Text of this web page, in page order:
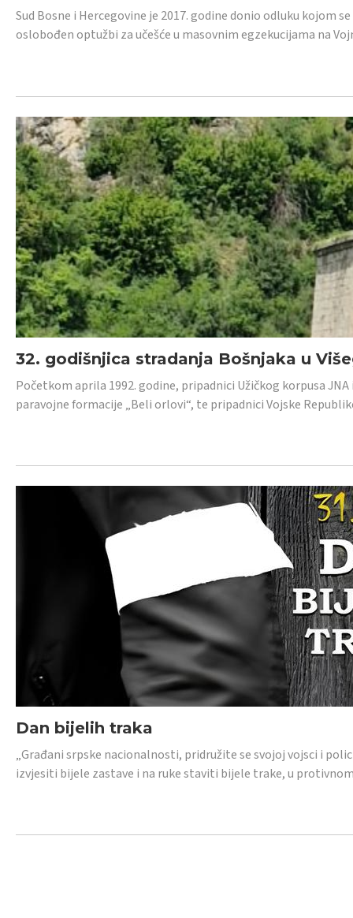
Sud Bosne i Hercegovine je 2017. godine donio odluku kojom
oslobođen optužbi za učešće u masovnim egzekucijama na
32. godišnjica stradanja Bošnjaka u
Početkom aprila 1992. godine, pripadnici Užičkog korpusa
paravojne formacije „Beli orlovi“, te pripadnici Vojske
Dan bijelih traka
„Građani srpske nacionalnosti, pridružite se svojoj vojsci i
izvjesiti bijele zastave i na ruke staviti bijele trake, u